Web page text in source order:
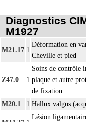
Diagnostics
M1927
M21.17 1
Déformation en
Cheville et pied
Z47.0 1
Soins de contrôle
plaque et autre
de fixation
M20.1
1 Hallux valgus
Lésion